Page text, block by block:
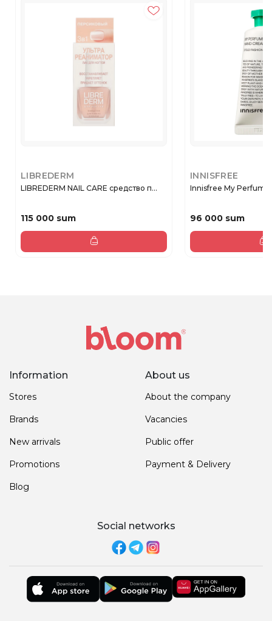
LIBREDERM
LIBREDERM NAIL CARE средство п...
115 000 sum
INNISFREE
Innisfree My
96 000 sum
Information
Stores
Brands
New arrivals
Promotions
Blog
About us
About the company
Vacancies
Public offer
Payment & Delivery
Social networks